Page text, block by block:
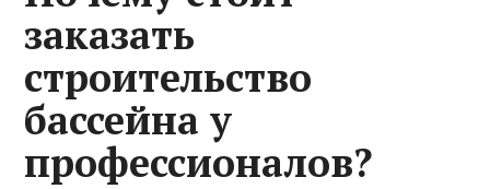
заказать
строительство
бассейна у
профессионалов?